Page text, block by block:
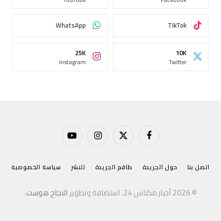
TikTok
WhatsApp
Twitter
10K
Instagram
25K
فيسبوك X الانستغراميوتيوب
اتصل بنا حول الجريدة طاقم الجريدة للنشر سياسة الخصوصية
© 2026 أخبار مكناس 24. استضافة وتطوير النجاح هوست.